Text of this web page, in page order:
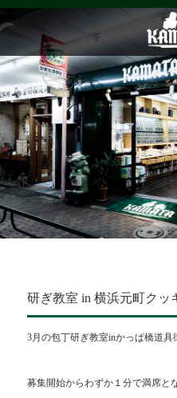
研ぎ教室 in 横浜元町クッ
3月の包丁研ぎ教室inかっぱ橋道具
募集開始からわずか１分で満席と